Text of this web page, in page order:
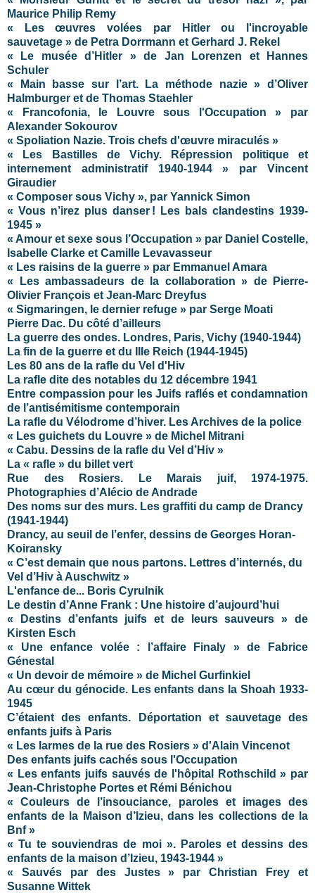
Maurice Philip Remy
« Les œuvres volées par Hitler ou l'incroyable
sauvetage » de Petra Dorrmann et Gerhard J. Rekel
« Le musée d’Hitler » de Jan Lorenzen et Hannes
Schuler
« Main basse sur l’art. La méthode nazie » d’Oliver
Halmburger et de Thomas Staehler
« Francofonia, le Louvre sous l'Occupation » par
Alexander Sokourov
« Spoliation Nazie. Trois chefs d'œuvre miraculés »
« Les Bastilles de Vichy. Répression politique et
internement administratif 1940-1944 » par Vincent
Giraudier
« Composer sous Vichy », par Yannick Simon
« Vous n’irez plus danser ! Les bals clandestins 1939-
1945 »
« Amour et sexe sous l’Occupation » par Daniel Costelle,
Isabelle Clarke et Camille Levavasseur
« Les raisins de la guerre » par Emmanuel Amara
« Les ambassadeurs de la collaboration » de Pierre-
Olivier François et Jean-Marc Dreyfus
« Sigmaringen, le dernier refuge » par Serge Moati
Pierre Dac. Du côté d’ailleurs
La guerre des ondes. Londres, Paris, Vichy (1940-1944)
La fin de la guerre et du IIIe Reich (1944-1945)
Les 80 ans de la rafle du Vel d'Hiv
La rafle dite des notables du 12 décembre 1941
Entre compassion pour les Juifs raflés et condamnation
de l’antisémitisme contemporain
La rafle du Vélodrome d’hiver. Les Archives de la police
« Les guichets du Louvre » de Michel Mitrani
« Cabu. Dessins de la rafle du Vel d’Hiv »
La « rafle » du billet vert
Rue des Rosiers. Le Marais juif, 1974-1975.
Photographies d’Alécio de Andrade
Des noms sur des murs. Les graffiti du camp de Drancy
(1941-1944)
Drancy, au seuil de l’enfer, dessins de Georges Horan-
Koiransky
« C’est demain que nous partons. Lettres d’internés, du
Vel d’Hiv à Auschwitz »
L'enfance de... Boris Cyrulnik
Le destin d’Anne Frank : Une histoire d’aujourd’hui
« Destins d’enfants juifs et de leurs sauveurs » de
Kirsten Esch
« Une enfance volée : l’affaire Finaly » de Fabrice
Génestal
« Un devoir de mémoire » de Michel Gurfinkiel
Au cœur du génocide. Les enfants dans la Shoah 1933-
1945
C’étaient des enfants. Déportation et sauvetage des
enfants juifs à Paris
« Les larmes de la rue des Rosiers » d'Alain Vincenot
Des enfants juifs cachés sous l'Occupation
« Les enfants juifs sauvés de l'hôpital Rothschild » par
Jean-Christophe Portes et Rémi Bénichou
« Couleurs de l’insouciance, paroles et images des
enfants de la Maison d’Izieu, dans les collections de la
Bnf »
« Tu te souviendras de moi ». Paroles et dessins des
enfants de la maison d’Izieu, 1943-1944 »
« Sauvés par des Justes » par Christian Frey et
Susanne Wittek